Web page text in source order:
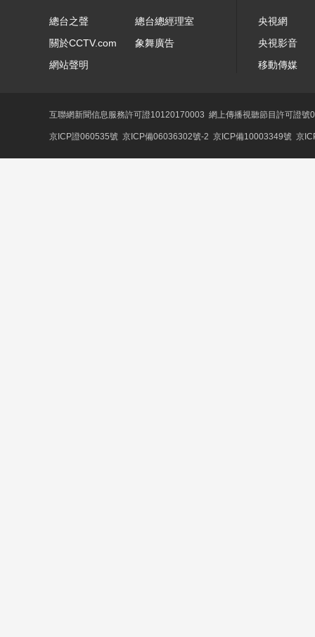
總台之聲
總台總經理室
關於CCTV.com
象舞廣告
網站聲明
央視網
央視影音
移動傳媒
互聯網新聞信息服務許可證10120170003 網上傳播視聽節目許可證
京ICP證060535號 京ICP備06036302號-2 京ICP備10003349號 京